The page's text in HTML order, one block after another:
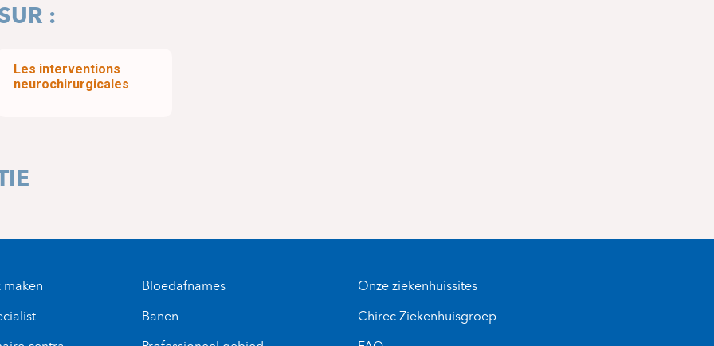
:
Les interventions
neurochirurgicales
maken
Bloedafnames
Banen
Onze ziekenhuissites
Chirec Ziekenhuisgroep